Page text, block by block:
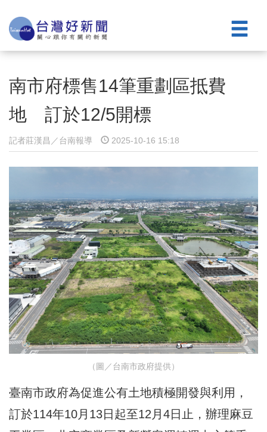
南市府標售14筆重劃區抵費
地 訂於12/5開標
記者莊漢昌／台南報導 2025-10-16 15:18
（圖／台南市政府提供）
臺南市政府為促進公有土地積極開發與利用，
訂於114年10月13日起至12月4日止，辦理麻豆